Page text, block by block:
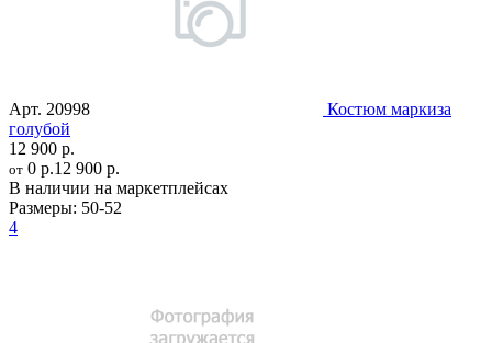
Арт. 20998
Костюм маркиза
голубой
12 900 р.
от 0 р.12 900 р.
В наличии на маркетплейсах
Размеры: 50-52
4